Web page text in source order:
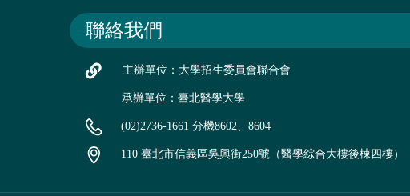
聯絡我們
主辦單位：大學招生委員會聯合會
承辦單位：臺北醫學大學
(02)2736-1661 分機8602、8604
110 臺北市信義區吳興街250號（醫學綜合大樓後棟四樓）